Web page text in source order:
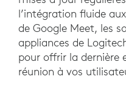
l’intégration fluide
de Google Meet, les
appliances de
pour offrir la dernière
réunion à vos